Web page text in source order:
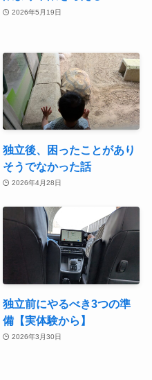
2026年5月19日
独立後、困ったことがあり
そうでなかった話
2026年4月28日
独立前にやるべき3つの準
備【実体験から】
2026年3月30日